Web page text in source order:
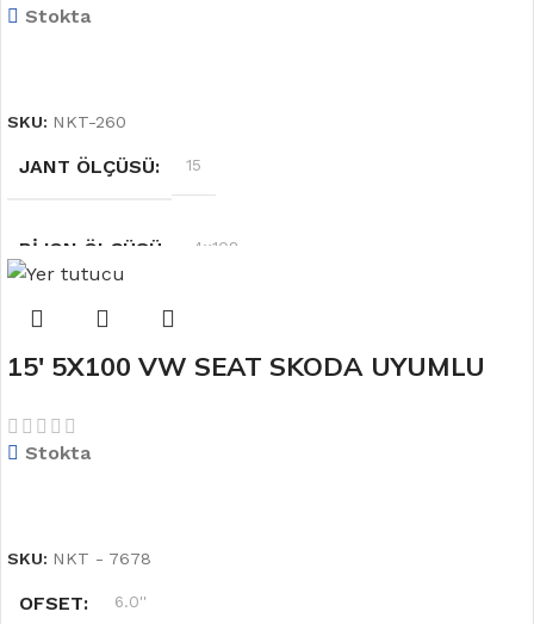
Stokta
SKU: NKT-260
JANT ÖLÇÜSÜ 15
BIJON ÖLÇÜSÜ 4×108
RENK Gri
15′ 5X100 VW SEAT SKODA UYUMLU
Stokta
SKU: NKT - 7678
OFSET 6.0''